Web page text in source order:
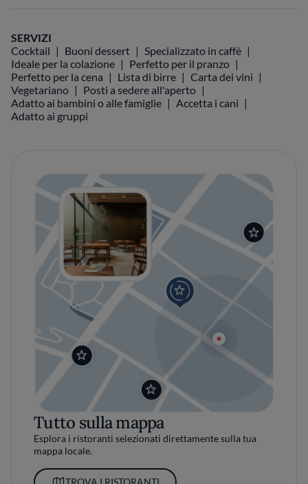
SERVIZI
Cocktail
Buoni dessert
Specializzato in caffè
Ideale per la colazione
Perfetto per il pranzo
Perfetto per la cena
Lista di birre
Carta dei vini
Vegetariano
Posti a sedere all'aperto
Adatto ai bambini o alle famiglie
Accetta i cani
Adatto ai gruppi
Tutto sulla mappa
Esplora i ristoranti selezionati direttamente sulla tua
mappa locale.
TROVA I RISTORANTI